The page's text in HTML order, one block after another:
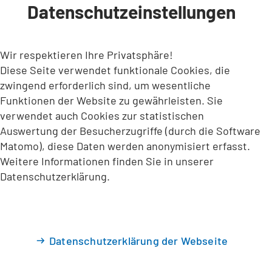
INHALT ANSPRINGEN
Datenschutzeinstellungen
Wir respektieren Ihre Privatsphäre!
Diese Seite verwendet funktionale Cookies, die
zwingend erforderlich sind, um wesentliche
Funktionen der Website zu gewährleisten. Sie
verwendet auch Cookies zur statistischen
Auswertung der Besucherzugriffe (durch die Software
Matomo), diese Daten werden anonymisiert erfasst.
Weitere Informationen finden Sie in unserer
Datenschutzerklärung.
Datenschutzerklärung der Webseite